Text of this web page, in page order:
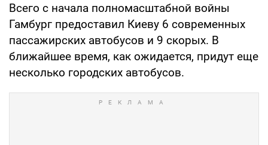
Всего с начала полномасштабной войны
Гамбург предоставил Киеву 6 современных
пассажирских автобусов и 9 скорых. В
ближайшее время, как ожидается, придут еще
несколько городских автобусов.